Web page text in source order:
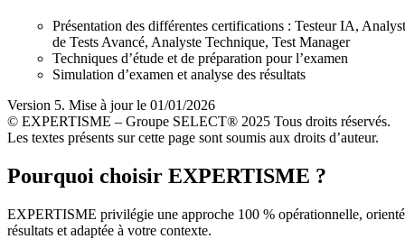
Présentation des différentes certifications : Testeur IA,
de Tests Avancé, Analyste Technique, Test Manager
Techniques d’étude et de préparation pour l’examen
Simulation d’examen et analyse des résultats
Version 5. Mise à jour le 01/01/2026
© EXPERTISME – Groupe SELECT® 2025 Tous droits réservés.
Les textes présents sur cette page sont soumis aux droits d’auteur.
Pourquoi choisir EXPERTISME ?
EXPERTISME privilégie une approche 100 % opérationnelle,
résultats et adaptée à votre contexte.